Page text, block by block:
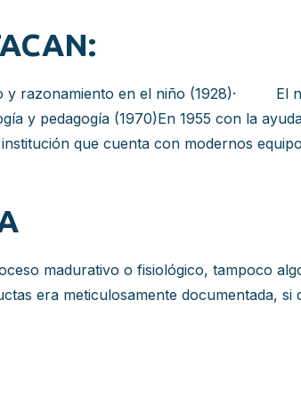
en el niño (1928)· El
(1970)En 1955 con la ayuda
que cuenta con modernos
madurativo o fisiológico, tampoco
era meticulosamente documentada,